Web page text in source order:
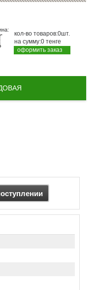
кол-во товаров:0шт.
на сумму:0 тенге
оформить заказ